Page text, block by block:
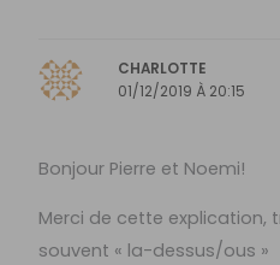
CHARLOTTE
01/12/2019 À 20:15
Bonjour Pierre et Noemi!
Merci de cette explication,
souvent « la-dessus/ous »